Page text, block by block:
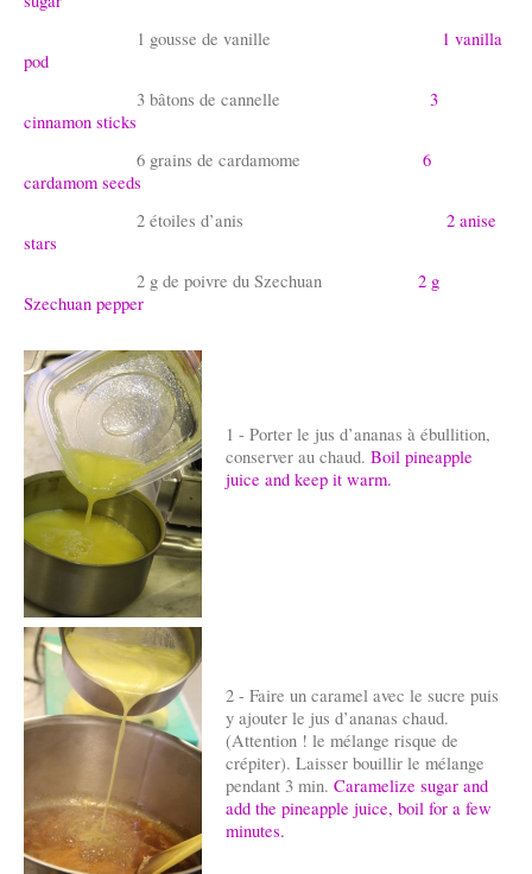
1 gousse de vanille
1 vanilla
pod
3 bâtons de cannelle 3
cinnamon sticks
6 grains de cardamome 6
cardamom seeds
2 étoiles d’anis 2 anise
stars
2 g de poivre du Szechuan 2 g
Szechuan pepper
1 - Porter le jus d’ananas à ébullition,
conserver au chaud. Boil pineapple
juice and keep it warm.
2 - Faire un caramel avec le sucre puis
y ajouter le jus d’ananas chaud.
(Attention ! le mélange risque de
crépiter). Laisser bouillir le mélange
pendant 3 min. Caramelize sugar and
add the pineapple juice, boil for a few
minutes.